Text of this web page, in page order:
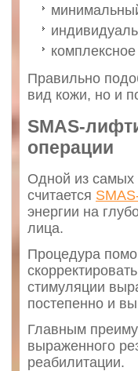
Правильно
вид кожи, но и
SMAS-
операции
Одной из самых
считается
энергии на
лица.
Процедура
стимуляции
постепенно и
Главным
выраженного
реабилитации.